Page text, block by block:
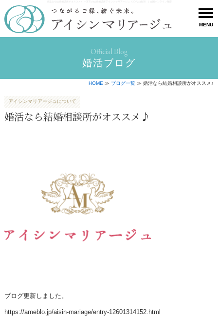
Official Blog
婚活ブログ
HOME ≫ ブログ一覧 ≫ 婚活なら結婚相談所がオススメ♪
アイシンマリアージュについて
婚活なら結婚相談所がオススメ♪
ブログ更新しました。
https://ameblo.jp/aisin-mariage/entry-12601314152.html
MENU